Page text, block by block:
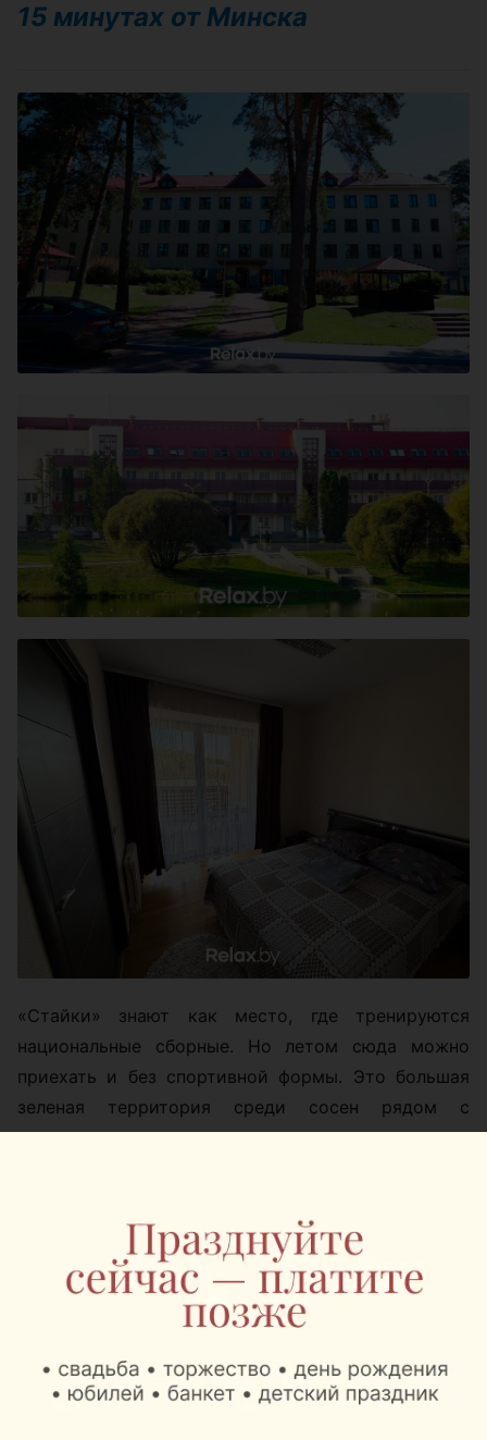
15 минутах от Минска
«Стайки» знают как место, где тренируются
национальные сборные. Но летом сюда можно
приехать и без спортивной формы. Это большая
зеленая территория среди сосен рядом с
водоемом, где легко можно провести приятно
Главная фишка места в том, что здесь все собрано
на одной территории. Проживание, питание,
спортивные площадки, восстановительный
комплекс, беседки, прокат велосипедов, детские
приехать семьей на выходные, устроить активный
день с друзьями или организовать корпоратив с